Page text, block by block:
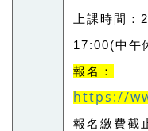
上課時間
17:00(中午
報名：
https://
報名繳費截